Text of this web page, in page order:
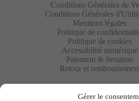
Gérer le
Conditions Générales de
Conditions Générales
Mentions légales
Politique de
Politique de cookies
Accessibilité numérique
Paiement & livraison
Retour et